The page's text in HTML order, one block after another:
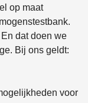
op maat
dat doen we
Bij ons geldt:
voor